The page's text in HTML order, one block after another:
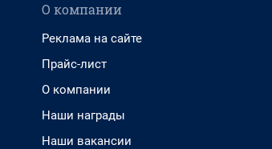
О компании
Реклама на сайте
Прайс-лист
О компании
Наши награды
Наши вакансии